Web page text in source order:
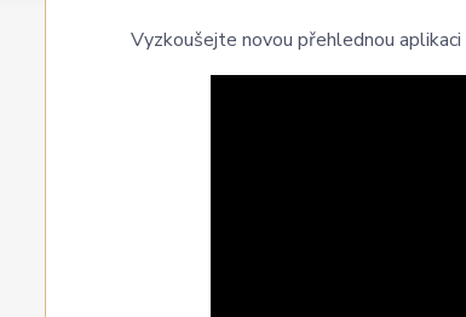
Vyzkoušejte novou přehlednou aplikaci